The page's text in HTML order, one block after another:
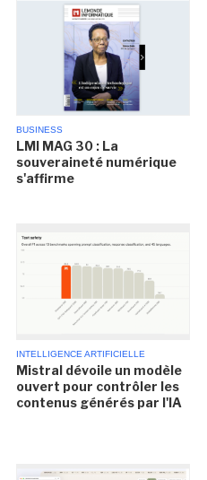
BUSINESS
LMI MAG 30 : La
souveraineté numérique
s'affirme
INTELLIGENCE ARTIFICIELLE
Mistral dévoile un modèle
ouvert pour contrôler les
contenus générés par l'IA